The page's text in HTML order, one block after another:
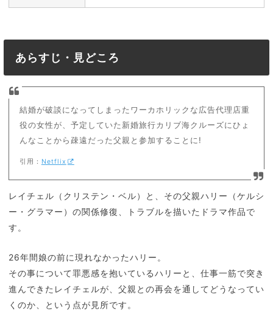
あらすじ・見どころ
結婚が破談になってしまったワーカホリックな広告代理店重
役の女性が、予定していた新婚旅行カリブ海クルーズにひょ
んなことから疎遠だった父親と参加することに!
引用： Netflix
レイチェル（クリステン・ベル）と、その父親ハリー（ケルシ
ー・グラマー）の関係修復、トラブルを描いたドラマ作品で
す。
26年間娘の前に現れなかったハリー。
その事について罪悪感を抱いているハリーと、仕事一筋で突き
進んできたレイチェルが、父親との再会を通してどうなってい
くのか、という点が見所です。